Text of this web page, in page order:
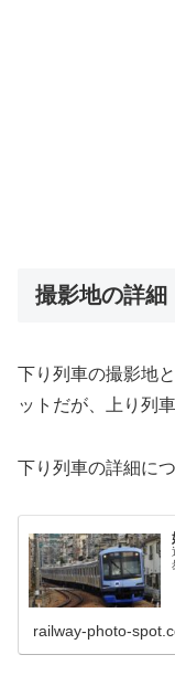
撮影地の詳細
下り列車の撮影地
ットだが、上り列
下り列車の詳細に
railway-photo-